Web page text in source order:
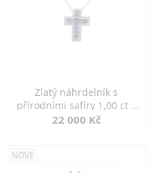
Zlatý náhrdelník s
přírodními safíry 1,00 ct a
diamanty
22 000 Kč
NOVÉ